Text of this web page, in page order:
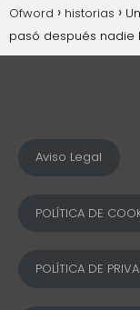
Ofword historias
pasó después nadie
Aviso Legal
POLÍTICA DE
POLÍTICA DE